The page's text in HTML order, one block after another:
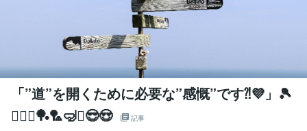
「”道”を開くために必要な”感慨”です⁈💜」🎾
🚴‍♀️⚔️🏓🏸🤿⛳😎😍
記事